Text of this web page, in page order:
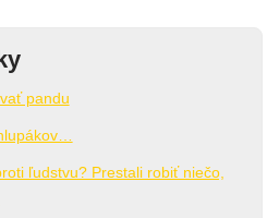
pandu
ľudstvu? Prestali robiť niečo,